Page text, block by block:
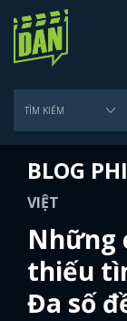
BLOG
VIỆT
Những
thiếu
Đa số